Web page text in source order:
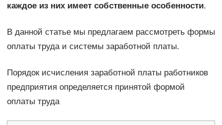
каждое из них имеет собственные особенности.
В данной статье мы предлагаем рассмотреть формы
оплаты труда и системы заработной платы.
Порядок исчисления заработной платы работников
предприятия определяется принятой формой
оплаты труда